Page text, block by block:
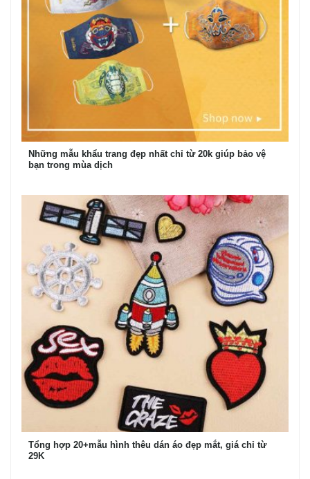
Những mẫu khẩu trang đẹp nhất chỉ từ 20k giúp bảo vệ
bạn trong mùa dịch
Tổng hợp 20+mẫu hình thêu dán áo đẹp mắt, giá chỉ từ
29K